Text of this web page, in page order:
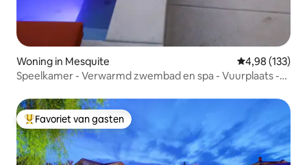
Woning in Mesquite Gemiddelde
4,98 (133)
Speelkamer - Verwarmd zwembad en spa - Vuurplaats -
Topfavoriet van gasten
Favoriet van gasten